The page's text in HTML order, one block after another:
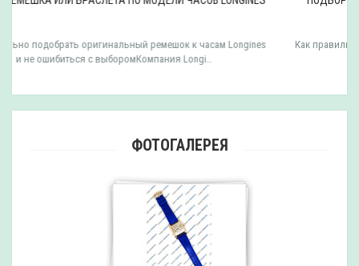
Как правильно подобрать оригинальный ремешок к часам Epos и не
ошибиться с выборомКомпания EPOS выпу..
ФОТОГАЛЕРЕЯ